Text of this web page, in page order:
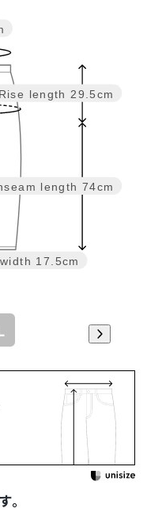
length 74cm
Rise length 29.5cm
17.5cm